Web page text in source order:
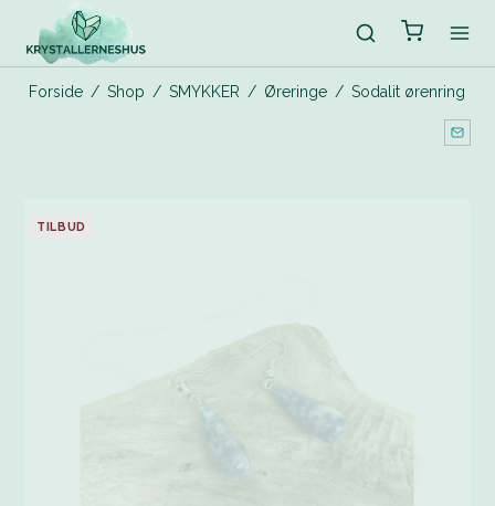
Forside / Shop / SMYKKER / Øreringe / Sodalit ørenring
TILBUD